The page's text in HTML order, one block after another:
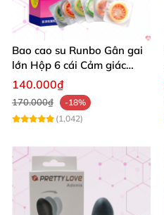
Bao cao su Runbo Gân gai
lớn Hộp 6 cái Cảm giác
sướng tuyệt
140.000₫
170.000₫
-18%
(1,042)